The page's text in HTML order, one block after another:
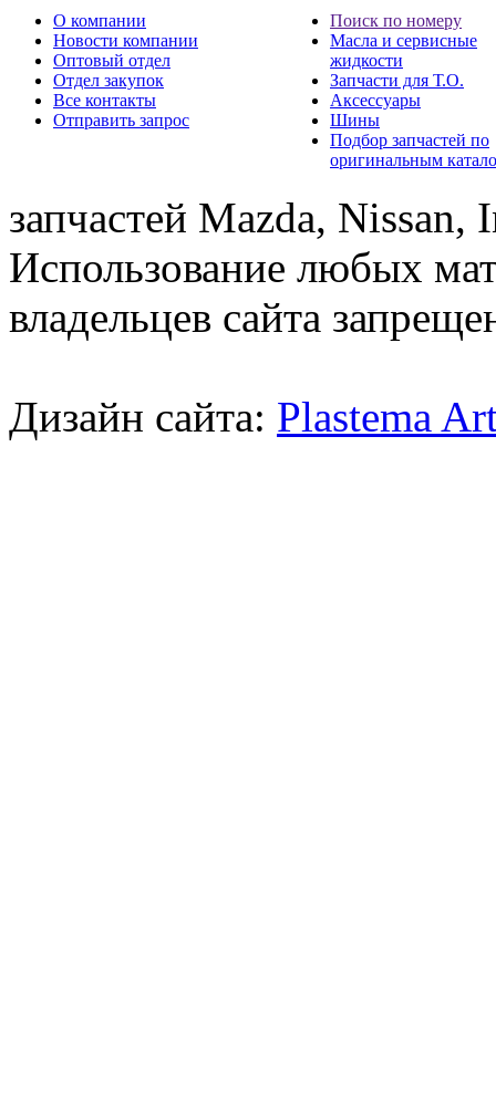
О компании
Новости компании
Оптовый отдел
Отдел закупок
Все контакты
Отправить запрос
Поиск по номеру
Масла и сервисные
жидкости
Запчасти для Т.О.
Аксессуары
Шины
Подбор запчастей по
оригинальным
запчастей Mazda,
Использование любых
владельцев сайта
Дизайн сайта: Plastema